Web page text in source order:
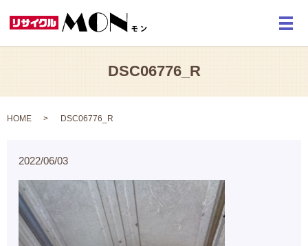
メ
DSC06776_R
HOME DSC06776_R
2022/06/03